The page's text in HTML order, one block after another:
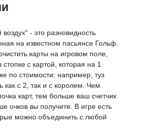
- это разновидность
на известном пасьянсе Гольф.
карты на игровом поле,
с картой, которая на 1
по стоимости: например, туз
как с 2, так и с королем. Чем
карт, тем больше ваш счетчик
очков вы получите. В игре есть
можно объединить с любой